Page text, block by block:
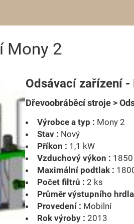
Mony 2
Odsávací zařízení -
Dřevoobráběcí stroje >
Výrobce a typ : Mony 2
Stav : Nový
Příkon : 1,1 kW
Vzduchový výkon :
Maximální podtlak :
Počet filtrů : 2 ks
Průměr výstupního
Provedení : Mobilní
Rok výroby : 2013